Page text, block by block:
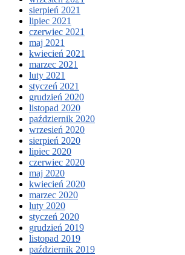
sierpień 2021
lipiec 2021
czerwiec 2021
maj 2021
kwiecień 2021
marzec 2021
luty 2021
styczeń 2021
grudzień 2020
listopad 2020
październik 2020
wrzesień 2020
sierpień 2020
lipiec 2020
czerwiec 2020
maj 2020
kwiecień 2020
marzec 2020
luty 2020
styczeń 2020
grudzień 2019
listopad 2019
październik 2019